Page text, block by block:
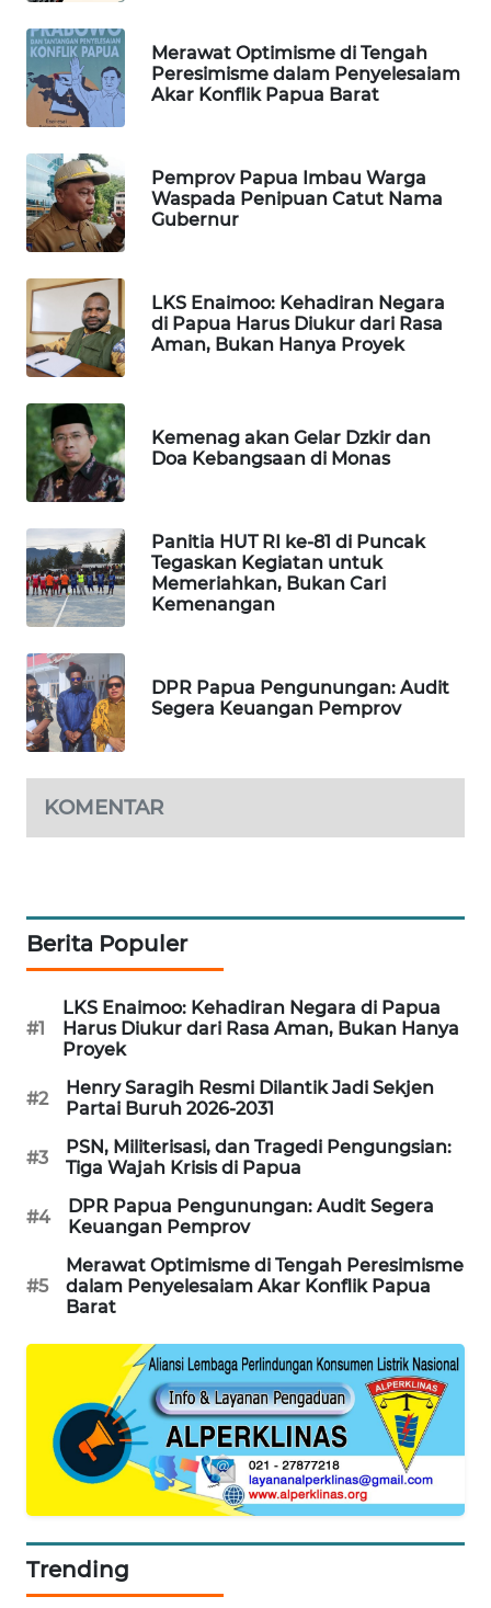
Merawat Optimisme di Tengah
Peresimisme dalam Penyelesaiam
Akar Konflik Papua Barat
Pemprov Papua Imbau Warga
Waspada Penipuan Catut Nama
Gubernur
LKS Enaimoo: Kehadiran Negara
di Papua Harus Diukur dari Rasa
Aman, Bukan Hanya Proyek
Kemenag akan Gelar Dzkir dan
Doa Kebangsaan di Monas
Panitia HUT RI ke-81 di Puncak
Tegaskan Kegiatan untuk
Memeriahkan, Bukan Cari
Kemenangan
DPR Papua Pengunungan: Audit
Segera Keuangan Pemprov
KOMENTAR
Berita Populer
#1
LKS Enaimoo: Kehadiran Negara di Papua
Harus Diukur dari Rasa Aman, Bukan Hanya
Proyek
#2
Henry Saragih Resmi Dilantik Jadi Sekjen
Partai Buruh 2026-2031
#3
PSN, Militerisasi, dan Tragedi Pengungsian:
Tiga Wajah Krisis di Papua
#4
DPR Papua Pengunungan: Audit Segera
Keuangan Pemprov
#5
Merawat Optimisme di Tengah Peresimisme
dalam Penyelesaiam Akar Konflik Papua
Barat
Trending
MKLI
LPKKI
LKKI
KOPEKLIN
PORTAL
KONSUMEN
FORWAMKI
ALPERKLINAS
FORJASIDA
TAMBANG
NEWS
NEWS
SIDIKALANG
NEWS
SIBARAGAS
MEDAN
NEWS
METRO
JAKARTA
NEWS
KRT
NEWS
KARING
NEWS
HUMBANG
NEWS
GARONGGANG
NEWS
FISUELRI